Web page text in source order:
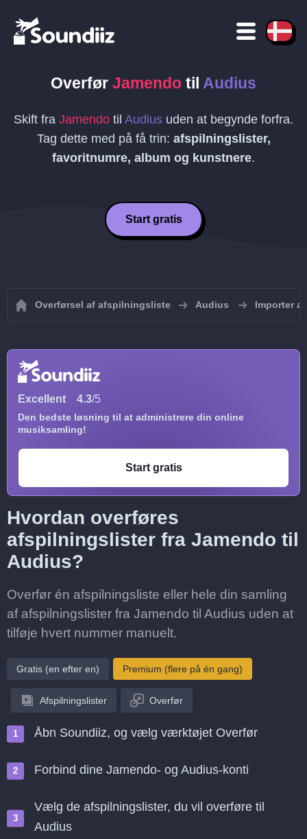
Overfør Jamendo til Audius
Skift fra Jamendo til Audius uden at begynde forfra.
Tag dette med på få trin: afspilningslister,
favoritnumre, album og kunstnere.
Start gratis
Overførsel af afspilningsliste Audius Importer
Excellent 4.3/5
Den bedste løsning til at administrere din online
musiksamling!
Start gratis
Hvordan overføres
afspilningslister fra Jamendo til
Audius?
Overfør én afspilningsliste eller hele din samling
af afspilningslister fra Jamendo til Audius uden at
tilføje hvert nummer manuelt.
Gratis (en efter en) Premium (flere på én gang)
Afspilningslister Overfør
Åbn Soundiiz, og vælg værktøjet Overfør
Forbind dine Jamendo- og Audius-konti
Vælg de afspilningslister, du vil overføre til
Audius